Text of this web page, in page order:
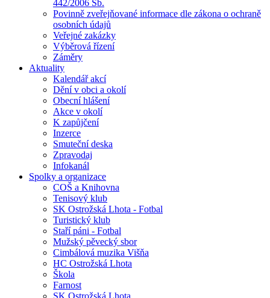
442/2006 Sb.
Povinně zveřejňované informace dle zákona o ochraně
osobních údajů
Veřejné zakázky
Výběrová řízení
Záměry
Aktuality
Kalendář akcí
Dění v obci a okolí
Obecní hlášení
Akce v okolí
K zapůjčení
Inzerce
Smuteční deska
Zpravodaj
Infokanál
Spolky a organizace
COŠ a Knihovna
Tenisový klub
SK Ostrožská Lhota - Fotbal
Turistický klub
Staří páni - Fotbal
Mužský pěvecký sbor
Cimbálová muzika Višňa
HC Ostrožská Lhota
Škola
Farnost
SK Ostrožská Lhota